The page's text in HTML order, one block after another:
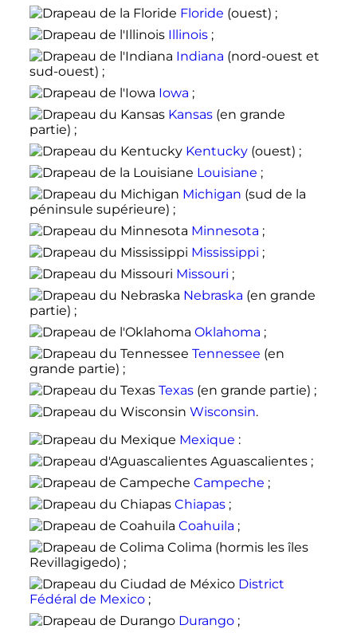
Floride (ouest) ;
Illinois;
Indiana (nord-ouest et
sud-ouest) ;
Iowa ;
Kansas(en grande
partie) ;
Kentucky(ouest) ;
Louisiane ;
Michigan (sud de la
péninsule supérieure) ;
Minnesota ;
Mississippi ;
Missouri ;
Nebraska (en grande
partie) ;
Oklahoma ;
Tennessee (en
grande partie) ;
Texas(en grande partie) ;
Wisconsin.
Mexique :
Aguascalientes;
Campeche ;
Chiapas;
Coahuila ;
Colima (hormis les îles
Revillagigedo) ;
District
Fédéral de Mexico;
Durango;